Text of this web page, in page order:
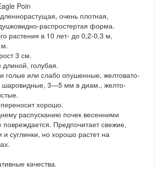
Poin
очень плотная,
распростертая форма.
растения в 10 лет- до 0,2-0,3 м,
3 см.
голубая.
голые или слабо опушенные, желтовато-
шаровидные, 3—5 мм в диам., желто-
хорошо.
распусканию почек весенними
повреждается. Предпочитает свежие,
и суглинки, но хорошо растет на
качества.